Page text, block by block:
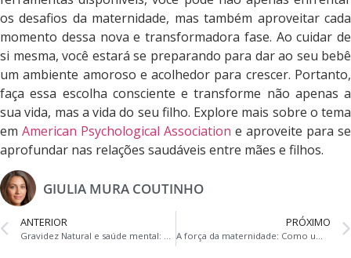
os desafios da maternidade, mas também aproveitar cada
momento dessa nova e transformadora fase. Ao cuidar de
si mesma, você estará se preparando para dar ao seu bebê
um ambiente amoroso e acolhedor para crescer. Portanto,
faça essa escolha consciente e transforme não apenas a
sua vida, mas a vida do seu filho. Explore mais sobre o tema
em American Psychological Association e aproveite para se
aprofundar nas relações saudáveis entre mães e filhos.
GIULIA MURA COUTINHO
ANTERIOR
Gravidez Natural e saúde mental: Os Aspectos Emocionais de Ser Mãe em Tempos Modernos
PRÓXIMO
A força da maternidade: Como uma mãe solteira pode criar um ambiente de amor e segurança para o bebê